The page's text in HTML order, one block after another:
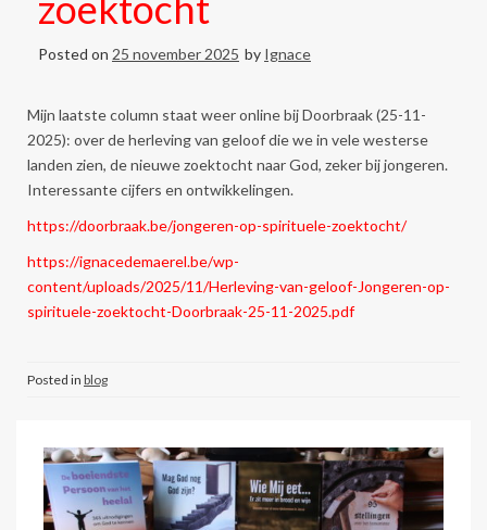
Posted on 25 november 2025 by Ignace
Mijn laatste column staat weer online bij Doorbraak (25-11-
2025): over de herleving van geloof die we in vele westerse
landen zien, de nieuwe zoektocht naar God, zeker bij jongeren.
Interessante cijfers en ontwikkelingen.
https://doorbraak.be/jongeren-op-spirituele-zoektocht/
https://ignacedemaerel.be/wp-
content/uploads/2025/11/Herleving-van-geloof-Jongeren-op-
spirituele-zoektocht-Doorbraak-25-11-2025.pdf
Posted in blog